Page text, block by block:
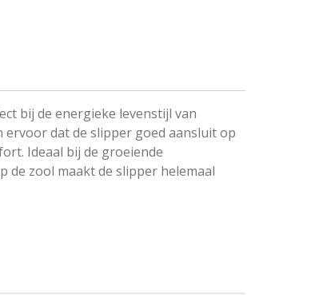
bij de energieke levenstijl van
dat de slipper goed aansluit op
Ideaal bij de groeiende
de zool maakt de slipper helemaal